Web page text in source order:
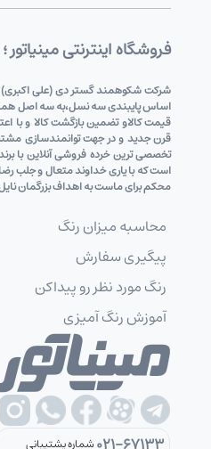
فروشگاه اینترنتی
اساس پایبندی سه نسل،به سه اصل
قیمت کالاو تضمین بازگشت کالا و با
قرن جدید و در جهت توانمندسازی
تخصصی ترین خرده فروشی آنلاین با
است که با یاری خداوند متعال و جلب
محکم برای ماست به اهداف بزرگمان
محاسبه میزان رنگ
پیگیری سفارش
رنگ مورد نظر رو پیداکن
آموزش رنگ آمیزی
شماره پشتیبانی